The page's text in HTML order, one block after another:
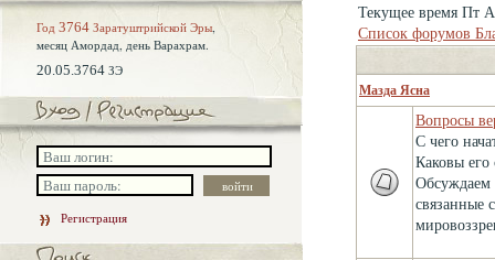
Год 3764 Заратуштрийской Эры,
месяц Амордад, день Варахрам.
20.05.3764 ЗЭ
Регистрация
Текущее время Пт
Список форумов
Мазда Ясна
Вопросы
С чего
Каковы
Обсуждаем
связанные